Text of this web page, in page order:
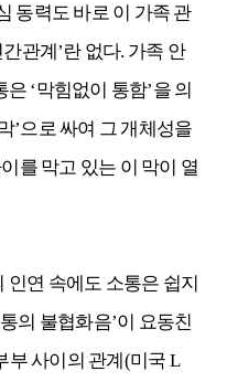
동력도 바로 이 가족 관
관계’란 없다. 가족 안
‘막힘없이 통함’을 의
’으로 싸여 그 개체성을
를 막고 있는 이 막이 열
인연 속에도 소통은 쉽지
의 불협화음’이 요동친
부 사이의 관계(미국 L